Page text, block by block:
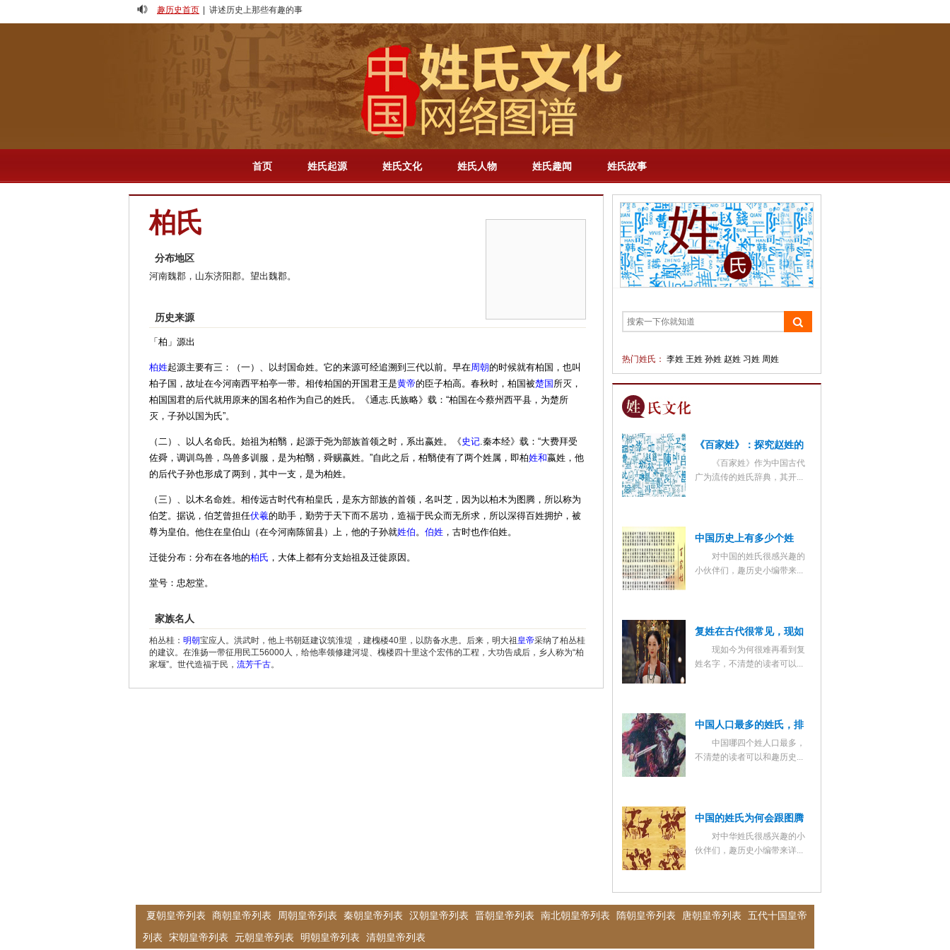
趣历史首页
| 讲述历史上那些有趣的事
人物 - 专题 - 影视 - 解梦 - 百家姓 - 成语 - 明星 - 历史 - 教育 - 三国 - 新闻 - 专题 - 手机版 - 百科 - 再现历史 - 生活 - 说剧 - 英文版
首页 姓氏起源 姓氏文化 姓氏人物 姓氏趣闻 姓氏故事
柏氏
分布地区
河南魏郡，山东济阳郡。望出魏郡。
历史来源
「柏」源出
柏姓起源主要有三：（一）、以封国命姓。它的来源可经追溯到三代以前。早在周朝的时候就有柏国，也叫
柏子国，故址在今河南西平柏亭一带。相传柏国的开国君王是黄帝的臣子柏高。春秋时，柏国被楚国 所灭，
柏国国君的后代就用原来的国名柏作为自己的姓氏。《通志.氏族略》载：“柏国在今蔡州西平县，为楚所
灭，子孙以国为氏”。
（二）、以人名命氏。始祖为柏翳，起源于尧为部族首领之时，系出嬴姓。《史记.秦本经》载：“大费拜受
佐舜，调训鸟兽，鸟兽多训服，是为柏翳，舜赐嬴姓。”自此之后，柏翳使有了两个姓属，即柏姓和嬴姓，他
的后代子孙也形成了两到，其中一支，是为柏姓。
（三）、以木名命姓。相传远古时代有柏皇氏，是东方部族的首领，名叫芝，因为以柏木为图腾，所以称为
伯芝。据说，伯芝曾担任伏羲的助手，勤劳于天下而不居功，造福于民众而无所求，所以深得百姓拥护，被
尊为皇伯。他住在皇伯山（在今河南陈留县）上，他的子孙就姓伯。 伯姓 ，古时也作伯姓。
迁徙分布：分布在各地的柏氏 ，大体上都有分支始祖及迁徙原因。
堂号：忠恕堂。
家族名人
柏丛桂： 明朝宝应人。洪武时，他上书朝廷建议筑淮堤 ，建槐楼40里，以防备水患。后来，明大祖 皇帝采纳了柏丛桂
的建议。在淮扬一带征用民工56000人，给他率领修建河堤、槐楼四十里这个宏伟的工程，大功告成后，乡人称为“柏
家堰”。世代造福于民， 流芳千古。
热门姓氏： 李姓 王姓 孙姓 赵姓 习姓 周姓
《百家姓》：探究赵姓的
首位之谜
《百家姓》作为中国古代
广为流传的姓氏辞典，其开...
中国历史上有多少个姓
氏？有哪些奇怪的姓氏
对中国的姓氏很感兴趣的
小伙伴们，趣历史小编带来...
复姓在古代很常见，现如
今为何很那再看到复姓名
现如今为何很难再看到复
姓名字，不清楚的读者可以...
中国人口最多的姓氏，排
名前四位的是哪几个？
中国哪四个姓人口最多，
不清楚的读者可以和趣历史...
中国的姓氏为何会跟图腾
联系起来？图腾为何会成
对中华姓氏很感兴趣的小
伙伴们，趣历史小编带来详...
夏朝皇帝列表 商朝皇帝列表 周朝皇帝列表 秦朝皇帝列表 汉朝皇帝列表 晋朝皇帝列表 南北朝皇帝列表 隋朝皇帝列表 唐朝皇帝列表
五代十国皇帝
列表
宋朝皇帝列表 元朝皇帝列表 明朝皇帝列表 清朝皇帝列表